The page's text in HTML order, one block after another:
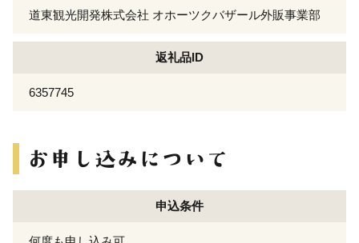
道東観光開発株式会社 オホーツクバザール外販事業部
返礼品ID
6357745
申込条件